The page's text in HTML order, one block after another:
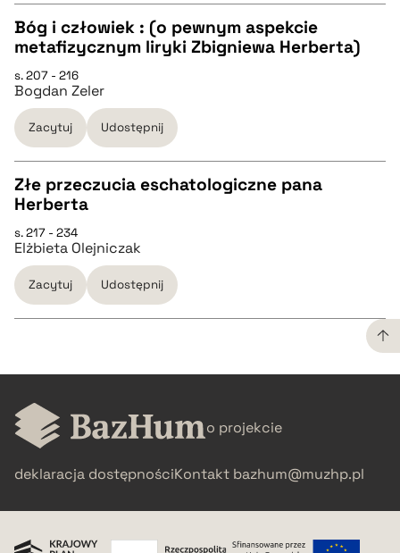
BIBTEX
pobierz cytat
CZYSTY TEKST
pobierz cytat
BIBTEX
Bóg i człowiek : (o pewnym aspekcie
metafizycznym liryki Zbigniewa Herberta)
s. 207 - 216
Bogdan Zeler
Zacytuj Udostępnij
pobierz cytat
BIBTEX
pobierz cytat
Złe przeczucia eschatologiczne pana
Herberta
s. 217 - 234
Elżbieta Olejniczak
Zacytuj Udostępnij
CZYSTY TEKST
pobierz cytat
BIBTEX
o projekcie
deklaracja dostępnościKontakt bazhum@muzhp.pl